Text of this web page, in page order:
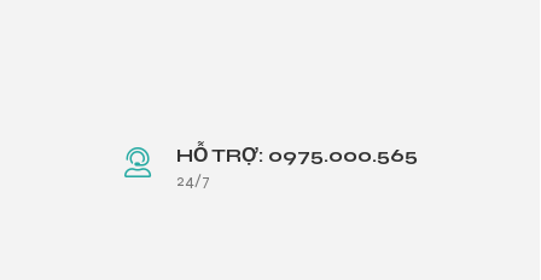
HỖ TRỢ: 0975.000.565
24/7